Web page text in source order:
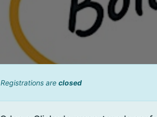
Registrations are closed